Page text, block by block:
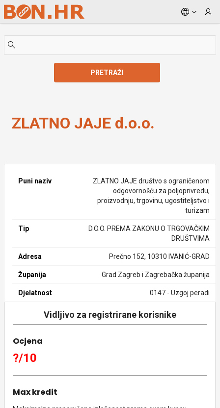
Skip to Main Content
PRETRAŽI
ZLATNO JAJE d.o.o.
Puni naziv
ZLATNO JAJE društvo s ograničenom
odgovornošću za poljoprivredu,
proizvodnju, trgovinu, ugostiteljstvo i
turizam
Tip
D.O.O. PREMA ZAKONU O TRGOVAČKIM
DRUŠTVIMA
Adresa Prečno 152, 10310 IVANIĆ-GRAD
Županija Grad Zagreb i Zagrebačka županija
Djelatnost 0147 - Uzgoj peradi
Vidljivo za registrirane korisnike
Ocjena
?/10
Max kredit